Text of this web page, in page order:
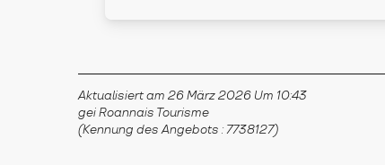
Aktualisiert am 26 März 2026 Um 10:43
gei Roannais Tourisme
(Kennung des Angebots :7738127)